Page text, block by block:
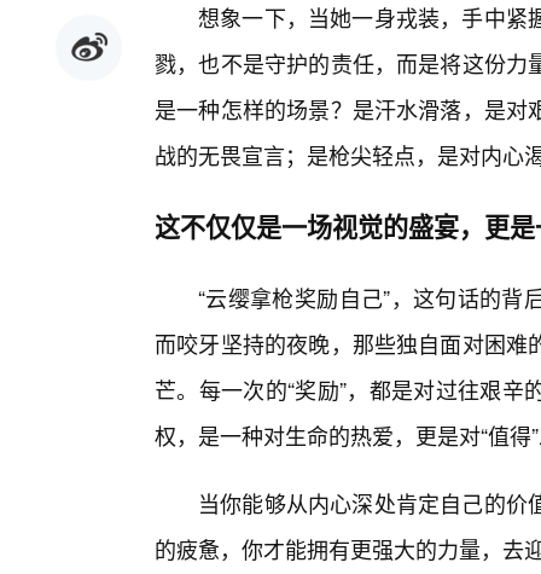
想象一下，当她一身戎装，手中紧
戮，也不是守护的责任，而是将这份
是一种怎样的场景？是汗水滑落，是
战的无畏宣言；是枪尖轻点，是对内心
这不仅仅是一场视觉的盛宴，更
“云缨拿枪奖励自己”，这句话的
而咬牙坚持的夜晚，那些独自面对困
芒。每一次的“奖励”，都是对过往艰
权，是一种对生命的热爱，更是对“值
当你能够从内心深处肯定自己的
的疲惫，你才能拥有更强大的力量，去